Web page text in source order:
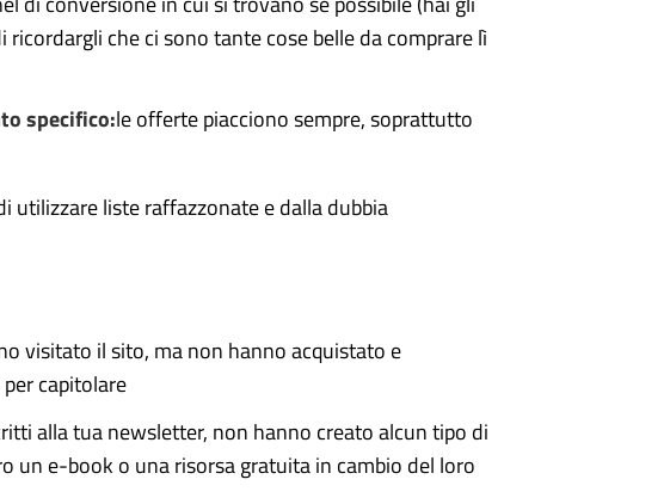
che ci sono tante cose belle da comprare lì
specifico:le offerte piacciono sempre, soprattutto
utilizzare liste raffazzonate e dalla dubbia
visitato il sito, ma non hanno acquistato e
capitolare
alla tua newsletter, non hanno creato alcun tipo di
un e-book o una risorsa gratuita in cambio del loro